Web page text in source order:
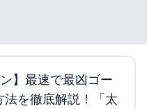
ン
祠
】最速で最凶ゴー
法を徹底解説！「太